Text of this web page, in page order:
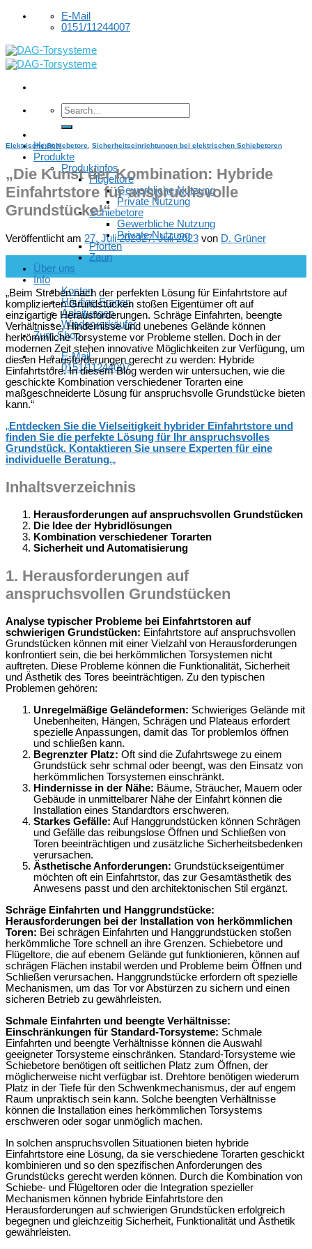
Skip
E-Mail
0151/11244007
Home
Produkte
Produktinfos
Flügeltore
Gewerbliche Nutzung
Private Nutzung
Schiebetore
Gewerbliche Nutzung
Private Nutzung
Pforten
Zaun
Über uns
Info
Kosten
Häufige Fragen
Anleitungen
Wiederverkäufer
Zum Shop
E-Mail
0151/11244007
Elektrische Schiebetore Sicherheitseinrichtungen bei elektrischen Schiebetoren
„Die Kunst der Kombination: Hybride
Einfahrtstore für anspruchsvolle
Grundstücke!“
Veröffentlicht am 27. Juli 202327. Juli 2023 von D. Grüner
„Beim Streben nach der perfekten Lösung für Einfahrtstore auf
komplizierten Grundstücken stoßen Eigentümer oft auf
einzigartige Herausforderungen. Schräge Einfahrten, beengte
Verhältnisse, Hindernisse und unebenes Gelände können
herkömmliche Torsysteme vor Probleme stellen. Doch in der
modernen Zeit stehen innovative Möglichkeiten zur Verfügung, um
diesen Herausforderungen gerecht zu werden: Hybride
Einfahrtstore. In diesem Blog werden wir untersuchen, wie die
geschickte Kombination verschiedener Torarten eine
maßgeschneiderte Lösung für anspruchsvolle Grundstücke bieten
kann.“
„Entdecken Sie die Vielseitigkeit hybrider Einfahrtstore und
finden Sie die perfekte Lösung für Ihr anspruchsvolles
Grundstück. Kontaktieren Sie unsere Experten für eine
individuelle Beratung.„
Inhaltsverzeichnis
Herausforderungen auf anspruchsvollen Grundstücken
Die Idee der Hybridlösungen
Kombination verschiedener Torarten
Sicherheit und Automatisierung
1. Herausforderungen auf
anspruchsvollen Grundstücken
Analyse typischer Probleme bei Einfahrtstoren auf
schwierigen Grundstücken: Einfahrtstore auf anspruchsvollen
Grundstücken können mit einer Vielzahl von Herausforderungen
konfrontiert sein, die bei herkömmlichen Torsystemen nicht
auftreten. Diese Probleme können die Funktionalität, Sicherheit
und Ästhetik des Tores beeinträchtigen. Zu den typischen
Problemen gehören:
Unregelmäßige Geländeformen: Schwieriges Gelände mit
Unebenheiten, Hängen, Schrägen und Plateaus erfordert
spezielle Anpassungen, damit das Tor problemlos öffnen
und schließen kann.
Begrenzter Platz: Oft sind die Zufahrtswege zu einem
Grundstück sehr schmal oder beengt, was den Einsatz von
herkömmlichen Torsystemen einschränkt.
Hindernisse in der Nähe: Bäume, Sträucher, Mauern oder
Gebäude in unmittelbarer Nähe der Einfahrt können die
Installation eines Standardtors erschweren.
Starkes Gefälle: Auf Hanggrundstücken können Schrägen
und Gefälle das reibungslose Öffnen und Schließen von
Toren beeinträchtigen und zusätzliche Sicherheitsbedenken
verursachen.
Ästhetische Anforderungen: Grundstückseigentümer
möchten oft ein Einfahrtstor, das zur Gesamtästhetik des
Anwesens passt und den architektonischen Stil ergänzt.
Schräge Einfahrten und Hanggrundstücke:
Herausforderungen bei der Installation von herkömmlichen
Toren: Bei schrägen Einfahrten und Hanggrundstücken stoßen
herkömmliche Tore schnell an ihre Grenzen. Schiebetore und
Flügeltore, die auf ebenem Gelände gut funktionieren, können auf
schrägen Flächen instabil werden und Probleme beim Öffnen und
Schließen verursachen. Hanggrundstücke erfordern oft spezielle
Mechanismen, um das Tor vor Abstürzen zu sichern und einen
sicheren Betrieb zu gewährleisten.
Schmale Einfahrten und beengte Verhältnisse:
Einschränkungen für Standard-Torsysteme: Schmale
Einfahrten und beengte Verhältnisse können die Auswahl
geeigneter Torsysteme einschränken. Standard-Torsysteme wie
Schiebetore benötigen oft seitlichen Platz zum Öffnen, der
möglicherweise nicht verfügbar ist. Drehtore benötigen wiederum
Platz in der Tiefe für den Schwenkmechanismus, der auf engem
Raum unpraktisch sein kann. Solche beengten Verhältnisse
können die Installation eines herkömmlichen Torsystems
erschweren oder sogar unmöglich machen.
In solchen anspruchsvollen Situationen bieten hybride
Einfahrtstore eine Lösung, da sie verschiedene Torarten geschickt
kombinieren und so den spezifischen Anforderungen des
Grundstücks gerecht werden können. Durch die Kombination von
Schiebe- und Flügeltoren oder die Integration spezieller
Mechanismen können hybride Einfahrtstore den
Herausforderungen auf schwierigen Grundstücken erfolgreich
begegnen und gleichzeitig Sicherheit, Funktionalität und Ästhetik
gewährleisten.